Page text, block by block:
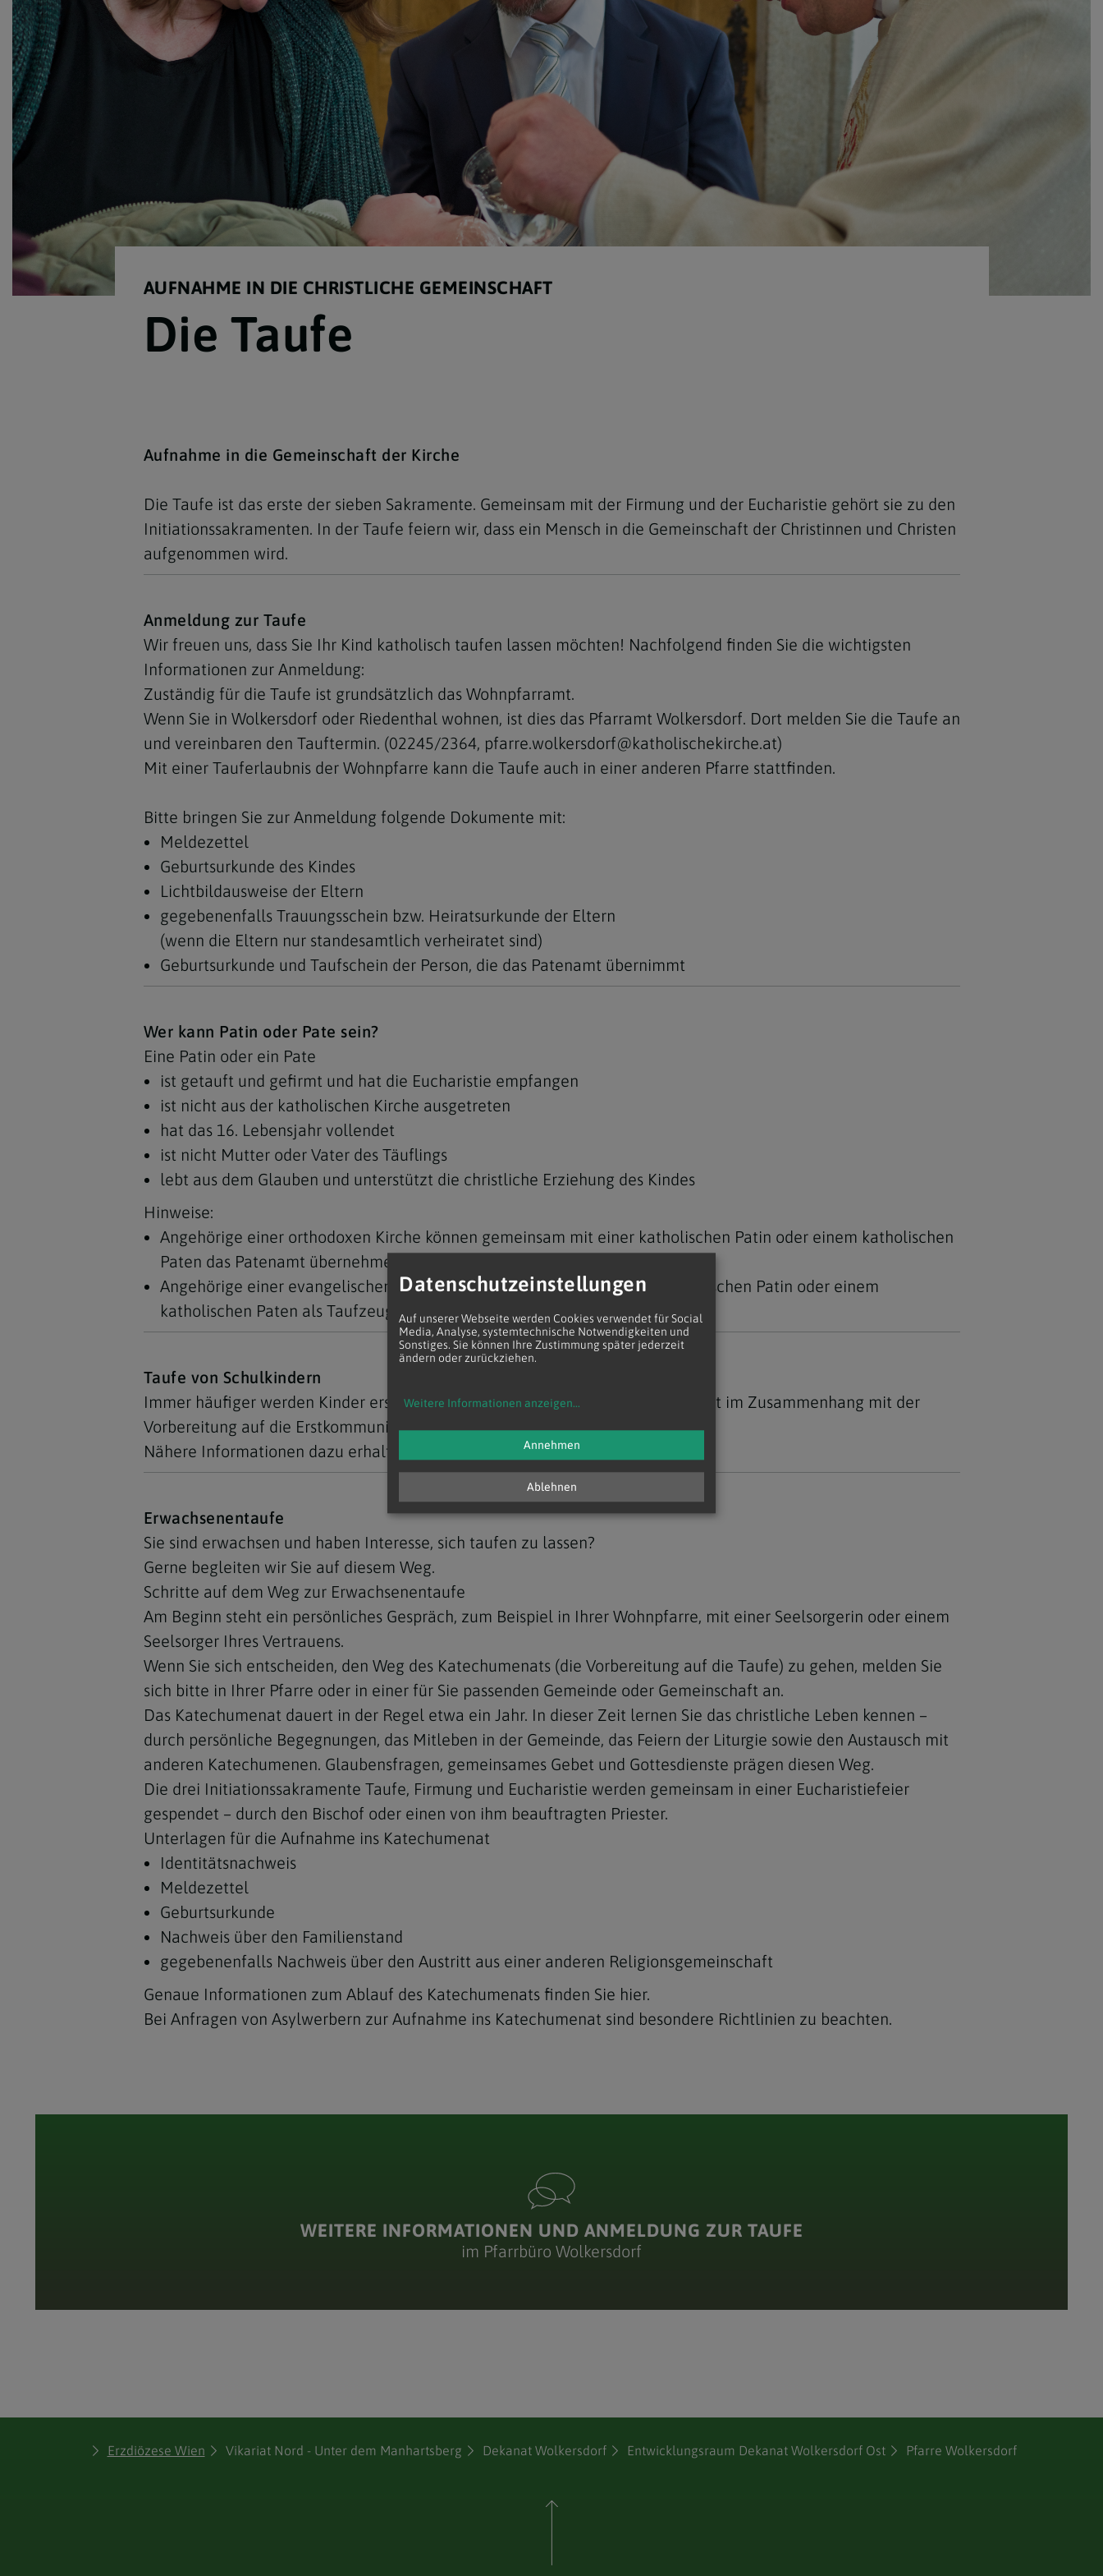
Krankenkommunion
Todesfall - Begräbnis
Wiedereintritt
Kirche für Kinder
Pilgern und Reisen
Katholisches Bildungswerk
AUFNAHME IN DIE CHRISTLICHE GEMEINSCHAFT
Die Taufe
Aufnahme in die Gemeinschaft der Kirche
Die Taufe ist das erste der sieben Sakramente. Gemeinsam mit der Firmung und der Eucharistie gehört sie zu den
Initiationssakramenten. In der Taufe feiern wir, dass ein Mensch in die Gemeinschaft der Christinnen und Christen
aufgenommen wird.
Anmeldung zur Taufe
Wir freuen uns, dass Sie Ihr Kind katholisch taufen lassen möchten! Nachfolgend finden Sie die wichtigsten
Informationen zur Anmeldung:
Zuständig für die Taufe ist grundsätzlich das Wohnpfarramt.
Wenn Sie in Wolkersdorf oder Riedenthal wohnen, ist dies das Pfarramt Wolkersdorf. Dort melden Sie die Taufe an
und vereinbaren den Tauftermin. (02245/2364, pfarre.wolkersdorf@katholischekirche.at)
Mit einer Tauferlaubnis der Wohnpfarre kann die Taufe auch in einer anderen Pfarre stattfinden.
Bitte bringen Sie zur Anmeldung folgende Dokumente mit:
Meldezettel
Geburtsurkunde des Kindes
Lichtbildausweise der Eltern
gegebenenfalls Trauungsschein bzw. Heiratsurkunde der Eltern
(wenn die Eltern nur standesamtlich verheiratet sind)
Geburtsurkunde und Taufschein der Person, die das Patenamt übernimmt
Wer kann Patin oder Pate sein?
Eine Patin oder ein Pate
ist getauft und gefirmt und hat die Eucharistie empfangen
ist nicht aus der katholischen Kirche ausgetreten
hat das 16. Lebensjahr vollendet
ist nicht Mutter oder Vater des Täuflings
lebt aus dem Glauben und unterstützt die christliche Erziehung des Kindes
Hinweise:
Angehörige einer orthodoxen Kirche können gemeinsam mit einer katholischen Patin oder einem katholischen
Paten das Patenamt übernehmen.
Angehörige einer evangelischen Kirche können gemeinsam mit einer katholischen Patin oder einem
katholischen Paten als Taufzeugen fungieren.
Taufe von Schulkindern
Immer häufiger werden Kinder erst im Kindergarten- oder Schulalter getauft, oft im Zusammenhang mit der
Vorbereitung auf die Erstkommunion.
Nähere Informationen dazu erhalten Sie in Ihrer Wohnpfarre.
Erwachsenentaufe
Sie sind erwachsen und haben Interesse, sich taufen zu lassen?
Gerne begleiten wir Sie auf diesem Weg.
Schritte auf dem Weg zur Erwachsenentaufe
Am Beginn steht ein persönliches Gespräch, zum Beispiel in Ihrer Wohnpfarre, mit einer Seelsorgerin oder einem
Seelsorger Ihres Vertrauens.
Wenn Sie sich entscheiden, den Weg des Katechumenats (die Vorbereitung auf die Taufe) zu gehen, melden Sie
sich bitte in Ihrer Pfarre oder in einer für Sie passenden Gemeinde oder Gemeinschaft an.
Das Katechumenat dauert in der Regel etwa ein Jahr. In dieser Zeit lernen Sie das christliche Leben kennen –
durch persönliche Begegnungen, das Mitleben in der Gemeinde, das Feiern der Liturgie sowie den Austausch mit
anderen Katechumenen. Glaubensfragen, gemeinsames Gebet und Gottesdienste prägen diesen Weg.
Die drei Initiationssakramente Taufe, Firmung und Eucharistie werden gemeinsam in einer Eucharistiefeier
gespendet – durch den Bischof oder einen von ihm beauftragten Priester.
Unterlagen für die Aufnahme ins Katechumenat
Identitätsnachweis
Meldezettel
Geburtsurkunde
Nachweis über den Familienstand
gegebenenfalls Nachweis über den Austritt aus einer anderen Religionsgemeinschaft
Genaue Informationen zum Ablauf des Katechumenats finden Sie hier.
Bei Anfragen von Asylwerbern zur Aufnahme ins Katechumenat sind besondere Richtlinien zu beachten.
WEITERE INFORMATIONEN UND ANMELDUNG ZUR TAUFE
im Pfarrbüro Wolkersdorf
Erzdiözese Wien Vikariat Nord - Unter dem Manhartsberg Dekanat Wolkersdorf Entwicklungsraum Dekanat Wolkersdorf Ost Pfarre Wolkersdorf
Datenschutzeinstellungen
Auf unserer Webseite werden Cookies verwendet für Social
Media, Analyse, systemtechnische Notwendigkeiten und
Sonstiges. Sie können Ihre Zustimmung später jederzeit
ändern oder zurückziehen.
Weitere Informationen anzeigen...
Ablehnen
Annehmen